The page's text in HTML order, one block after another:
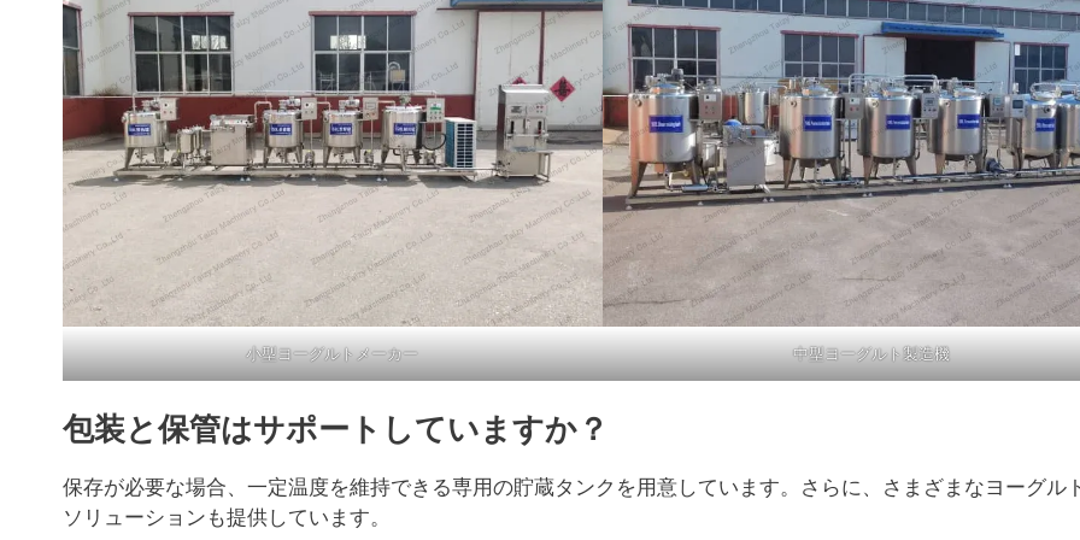
小型ヨーグルトメーカー 中型ヨーグルト製造機
包装と保管はサポートしていますか？
保存が必要な場合、一定温度を維持できる専用の貯蔵タンクを用意しています。さらに、さまざまなヨーグル
ソリューションも提供しています。